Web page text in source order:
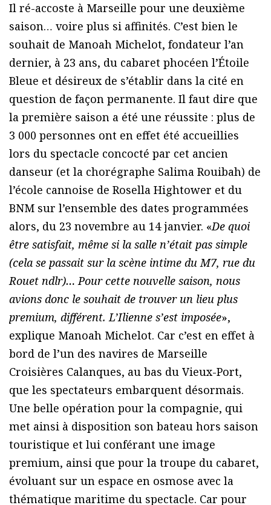
Il ré-accoste à Marseille pour une deuxième
saison… voire plus si affinités. C’est bien le
souhait de Manoah Michelot, fondateur l’an
dernier, à 23 ans, du cabaret phocéen l’Étoile
Bleue et désireux de s’établir dans la cité en
question de façon permanente. Il faut dire que
la première saison a été une réussite : plus de
3 000 personnes ont en effet été accueillies
lors du spectacle concocté par cet ancien
danseur (et la chorégraphe Salima Rouibah) de
l’école cannoise de Rosella Hightower et du
BNM sur l’ensemble des dates programmées
alors, du 23 novembre au 14 janvier. «De quoi
être satisfait, même si la salle n’était pas simple
(cela se passait sur la scène intime du M7, rue du
Rouet ndlr)… Pour cette nouvelle saison, nous
avions donc le souhait de trouver un lieu plus
premium, différent. L’Ilienne s’est imposée»,
explique Manoah Michelot. Car c’est en effet à
bord de l’un des navires de Marseille
Croisières Calanques, au bas du Vieux-Port,
que les spectateurs embarquent désormais.
Une belle opération pour la compagnie, qui
met ainsi à disposition son bateau hors saison
touristique et lui conférant une image
premium, ainsi que pour la troupe du cabaret,
évoluant sur un espace en osmose avec la
thématique maritime du spectacle. Car pour